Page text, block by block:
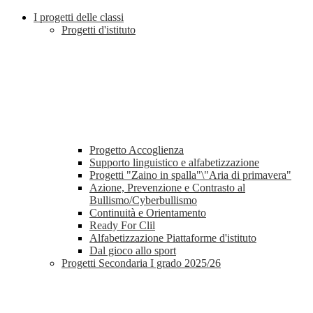
I progetti delle classi
Progetti d'istituto
Progetto Accoglienza
Supporto linguistico e alfabetizzazione
Progetti "Zaino in spalla"\"Aria di primavera"
Azione, Prevenzione e Contrasto al
Bullismo/Cyberbullismo
Continuità e Orientamento
Ready For Clil
Alfabetizzazione Piattaforme d'istituto
Dal gioco allo sport
Progetti Secondaria I grado 2025/26